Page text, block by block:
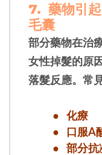
7. 藥物引
毛囊
部分藥物在治
女性掉髮的原
落髮反應。常
● 化療
● 口服A
● 部分抗